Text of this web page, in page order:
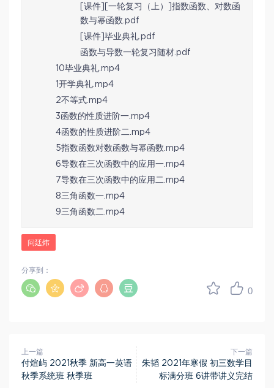
[课件][一轮复习（上）]指数函数、对数函
数与幂函数.pdf
[课件]毕业典礼.pdf
函数与导数一轮复习随材.pdf
10毕业典礼.mp4
1开学典礼.mp4
2不等式.mp4
3函数的性质进阶一.mp4
4函数的性质进阶二.mp4
5指数函数对数函数与幂函数.mp4
6导数在三次函数中的应用一.mp4
7导数在三次函数中的应用二.mp4
8三角函数一.mp4
9三角函数二.mp4
问廷炜
0
分享到：
上一篇
付煊屿 2021秋季 新高一英语
秋季系统班 秋季班
下一篇
朱韬 2021年寒假 初三数学目
标满分班 6讲带讲义完结